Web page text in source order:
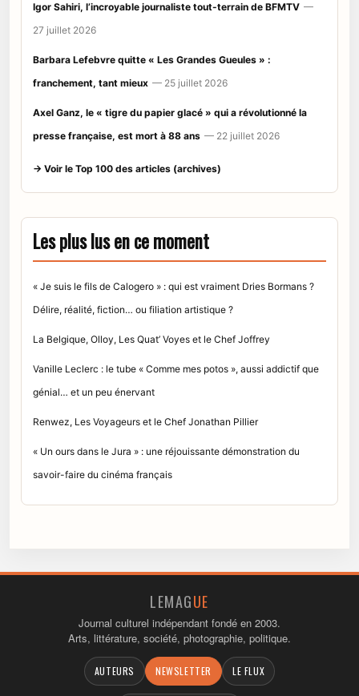
Igor Sahiri, l’incroyable journaliste tout-terrain de BFMTV —
27 juillet 2026
Barbara Lefebvre quitte « Les Grandes Gueules » :
franchement, tant mieux — 25 juillet 2026
Axel Ganz, le « tigre du papier glacé » qui a révolutionné la
presse française, est mort à 88 ans — 22 juillet 2026
→ Voir le Top 100 des articles (archives)
Les plus lus en ce moment
« Je suis le fils de Calogero » : qui est vraiment Dries Bormans ?
Délire, réalité, fiction… ou filiation artistique ?
La Belgique, Olloy, Les Quat’ Voyes et le Chef Joffrey
Vanille Leclerc : le tube « Comme mes potos », aussi addictif que
génial… et un peu énervant
Renwez, Les Voyageurs et le Chef Jonathan Pillier
« Un ours dans le Jura » : une réjouissante démonstration du
savoir-faire du cinéma français
LEMAGUE
Journal culturel indépendant fondé en 2003.
Arts, littérature, société, photographie, politique.
AUTEURS NEWSLETTER LE FLUX